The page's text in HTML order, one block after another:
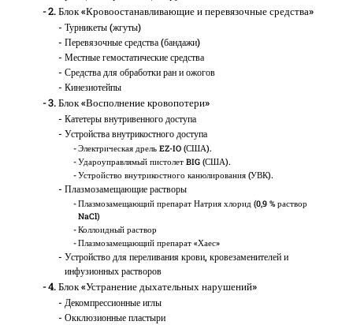
2. Блок «Кровоостанавливающие и перевязочные средства»
Турникеты (жгуты)
Перевязочные средства (бандажи)
Местные гемостатические средства
Средства для обработки ран и ожогов
Кинезиотейпы
3. Блок «Восполнение кровопотери»
Катетеры внутривенного доступа
Устройства внутрикостного доступа
Электрическая дрель EZ-IO (США).
Удароуправлямый пистолет BIG (США).
Устройство внутрикостного канюлирования (УВК).
Плазмозамещающие растворы
Плазмозамещающий препарат Натрия хлорид (0,9 % раствор
NaCl)
Коллоидный раствор
Плазмозамещающий препарат «Хаес»
Устройство для переливания крови, кровезаменителей и
инфузионных растворов
4. Блок «Устранение дыхательных нарушений»
Декомпрессионные иглы
Окклюзионные пластыри